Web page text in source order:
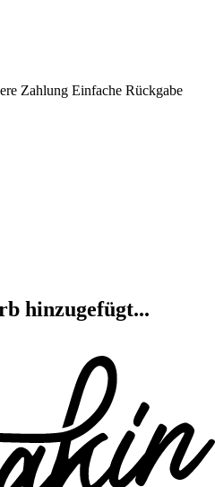
Zahlung Einfache Rückgabe
hinzugefügt...